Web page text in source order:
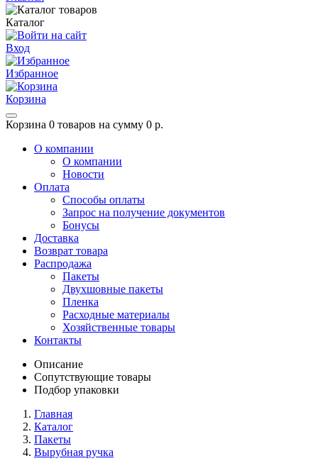
Каталог
Вход
Избранное
Корзина
Корзина 0 товаров на сумму 0 р.
О компании
О компании
Новости
Оплата
Способы оплаты
Запрос на получение документов
Бонусы
Доставка
Возврат товара
Распродажа
Пакеты
Двухшовные пакеты
Пленка
Расходные материалы
Хозяйственные товары
Контакты
Описание
Сопутствующие товары
Подбор упаковки
Главная
Каталог
Пакеты
Вырубная ручка